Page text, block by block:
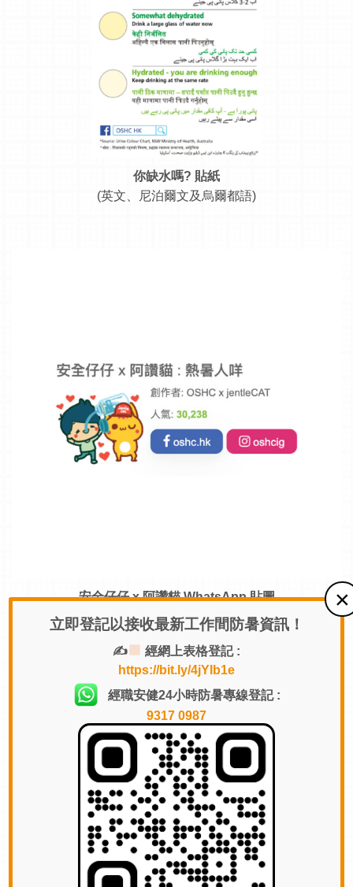
你缺水嗎? 貼紙
(英文、尼泊爾文及烏爾都語)
安全仔仔 x 阿讚貓 WhatsApp 貼圖
(中文版)
立即登記以接收最新工作間防暑資訊！
✍
經網上表格登記 :
https://bit.ly/4jYIb1e
經職安健24小時防暑專線登記 :
9317 0987